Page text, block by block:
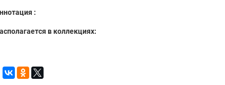
:
в коллекциях: